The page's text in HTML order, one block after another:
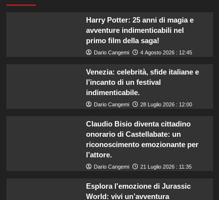
Harry Potter: 25 anni di magia e
avventure indimenticabili nel
primo film della saga!
Dario Cangemi 4 Agosto 2026 : 12:45
Venezia: celebrità, sfide italiane e
l’incanto di un festival
indimenticabile.
Dario Cangemi 28 Luglio 2026 : 12:00
Claudio Bisio diventa cittadino
onorario di Castellabate: un
riconoscimento emozionante per
l’attore.
Dario Cangemi 21 Luglio 2026 : 11:35
Esplora l’emozione di Jurassic
World: vivi un’avventura